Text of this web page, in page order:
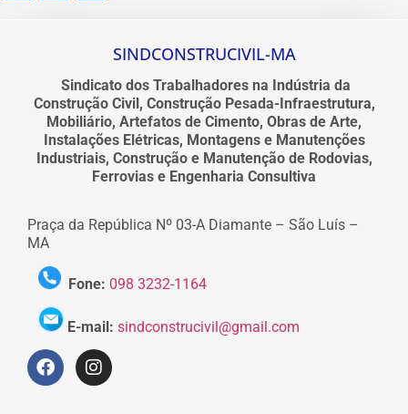
SINDCONSTRUCIVIL-MA
Sindicato dos Trabalhadores na Indústria da
Construção Civil, Construção Pesada-Infraestrutura,
Mobiliário, Artefatos de Cimento, Obras de Arte,
Instalações Elétricas, Montagens e Manutenções
Industriais, Construção e Manutenção de Rodovias,
Ferrovias e Engenharia Consultiva
Praça da República Nº 03-A Diamante – São Luís –
MA
Fone: 098 3232-1164
E-mail: sindconstrucivil@gmail.com